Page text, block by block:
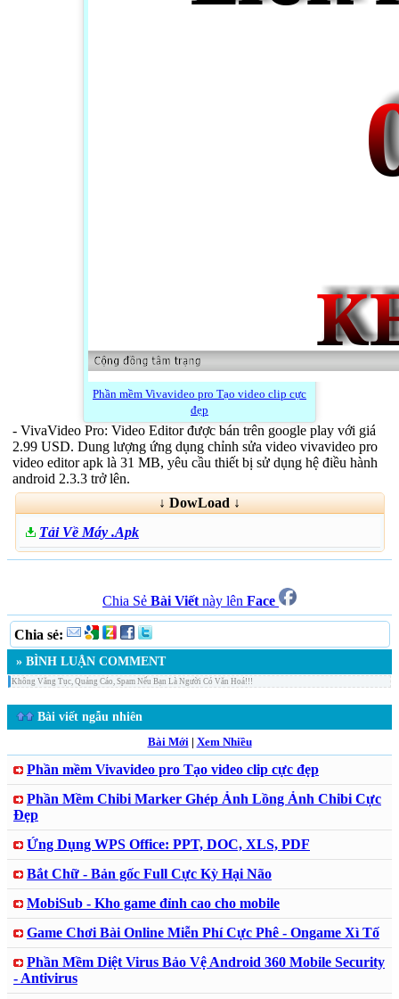
Phần mềm Vivavideo pro Tạo video clip cực
đẹp
- VivaVideo Pro: Video Editor được bán trên google play với giá
2.99 USD. Dung lượng ứng dụng chỉnh sửa video vivavideo pro
video editor apk là 31 MB, yêu cầu thiết bị sử dụng hệ điều hành
android 2.3.3 trở lên.
↓ DowLoad ↓
Tải Về Máy .Apk
Chia Sẻ Bài Viết này lên Face
Chia sẻ:
» BÌNH LUẬN COMMENT
Không Văng Tục, Quảng Cáo, Spam Nếu Bạn Là Người Có Văn Hoá!!!
Bài viết ngẫu nhiên
Bài Mới| Xem Nhiều
Phần mềm Vivavideo pro Tạo video clip cực đẹp
Phần Mềm Chibi Marker Ghép Ảnh Lồng Ảnh Chibi Cực
Đẹp
Ứng Dụng WPS Office: PPT, DOC, XLS, PDF
Bắt Chữ - Bản gốc Full Cực Kỳ Hại Não
MobiSub - Kho game đỉnh cao cho mobile
Game Chơi Bài Online Miễn Phí Cực Phê - Ongame Xì Tố
Phần Mềm Diệt Virus Bảo Vệ Android 360 Mobile Security
- Antivirus